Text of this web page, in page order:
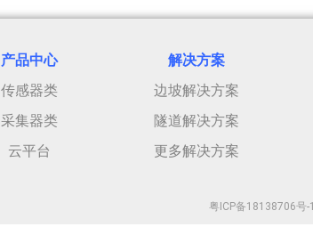
产品中心
传感器类
采集器类
云平台
解决方案
边坡解决方案
隧道解决方案
更多解决方案
粤ICP备18138706号-1